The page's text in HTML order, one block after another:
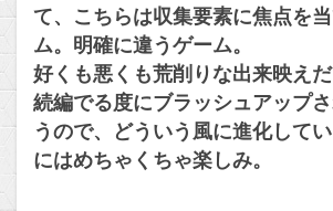
て、こちらは収集要素に焦点を
ム。明確に違うゲーム。
好くも悪くも荒削りな出来映えだ
続編でる度にブラッシュアップ
うので、どういう風に進化して
にはめちゃくちゃ楽しみ。